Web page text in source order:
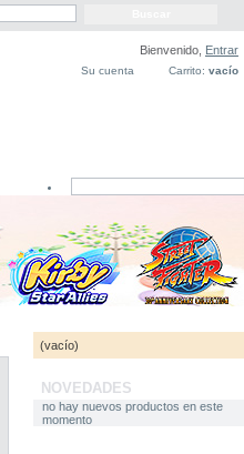
Bienvenido, Entrar
Carrito: vacío
Su cuenta
(vacío)
NOVEDADES
no hay nuevos productos en este
momento